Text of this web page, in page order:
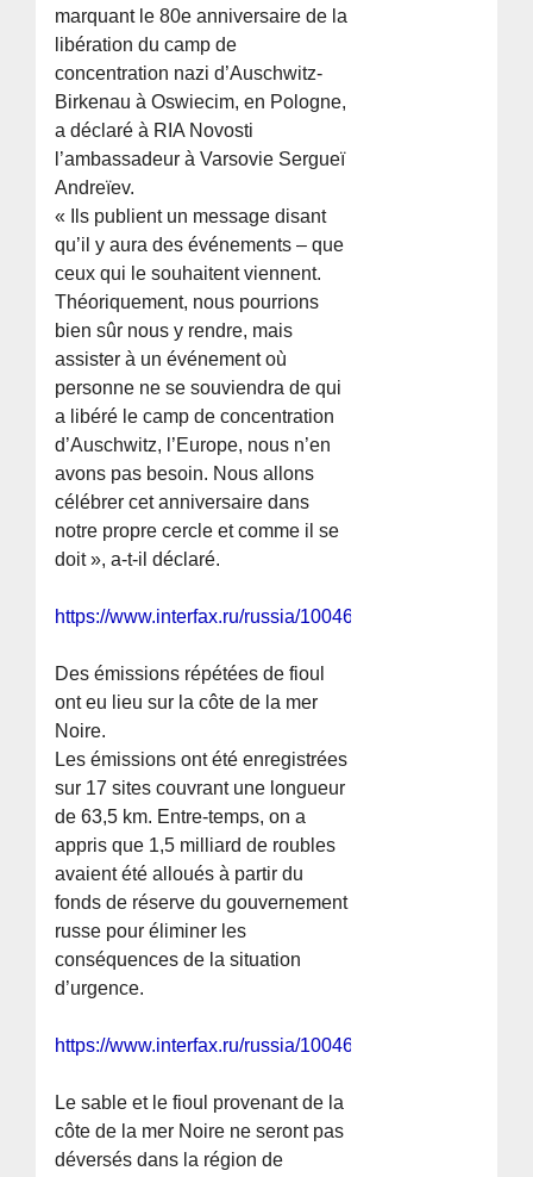
marquant le 80e anniversaire de la
libération du camp de
concentration nazi d’Auschwitz-
Birkenau à Oswiecim, en Pologne,
a déclaré à RIA Novosti
l’ambassadeur à Varsovie Sergueï
Andreïev.
« Ils publient un message disant
qu’il y aura des événements – que
ceux qui le souhaitent viennent.
Théoriquement, nous pourrions
bien sûr nous y rendre, mais
assister à un événement où
personne ne se souviendra de qui
a libéré le camp de concentration
d’Auschwitz, l’Europe, nous n’en
avons pas besoin. Nous allons
célébrer cet anniversaire dans
notre propre cercle et comme il se
doit », a-t-il déclaré.
https://www.interfax.ru/russia/1004692
Des émissions répétées de fioul
ont eu lieu sur la côte de la mer
Noire.
Les émissions ont été enregistrées
sur 17 sites couvrant une longueur
de 63,5 km. Entre-temps, on a
appris que 1,5 milliard de roubles
avaient été alloués à partir du
fonds de réserve du gouvernement
russe pour éliminer les
conséquences de la situation
d’urgence.
https://www.interfax.ru/russia/1004688
Le sable et le fioul provenant de la
côte de la mer Noire ne seront pas
déversés dans la région de